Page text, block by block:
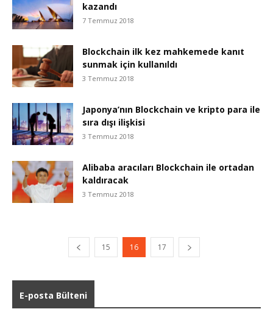
kazandı
7 Temmuz 2018
Blockchain ilk kez mahkemede kanıt
sunmak için kullanıldı
3 Temmuz 2018
Japonya’nın Blockchain ve kripto para ile
sıra dışı ilişkisi
3 Temmuz 2018
Alibaba aracıları Blockchain ile ortadan
kaldıracak
3 Temmuz 2018
15 16 17
E-posta Bülteni